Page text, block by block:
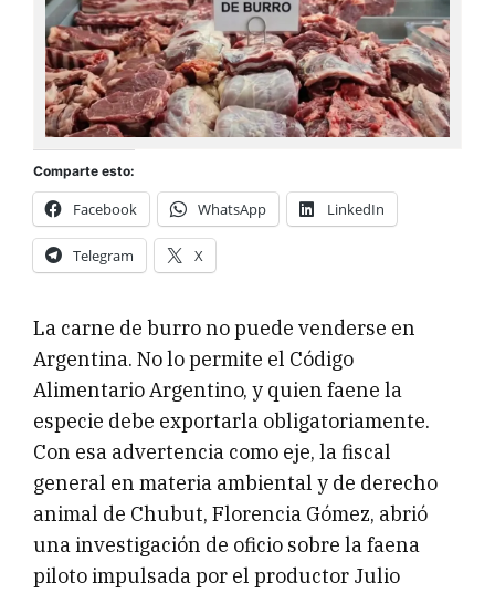
Comparte esto:
Facebook WhatsApp LinkedIn
Telegram X
La carne de burro no puede venderse en
Argentina. No lo permite el Código
Alimentario Argentino, y quien faene la
especie debe exportarla obligatoriamente.
Con esa advertencia como eje, la fiscal
general en materia ambiental y de derecho
animal de Chubut, Florencia Gómez, abrió
una investigación de oficio sobre la faena
piloto impulsada por el productor Julio